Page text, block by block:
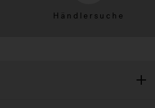
Händlersuche